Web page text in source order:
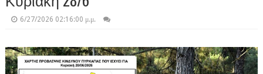
6/27/2026 02:16:00 μ.μ.